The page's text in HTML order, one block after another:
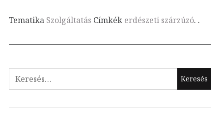
Tematika Szolgáltatás Címkék erdészeti szárzúzó. .
Keresés: